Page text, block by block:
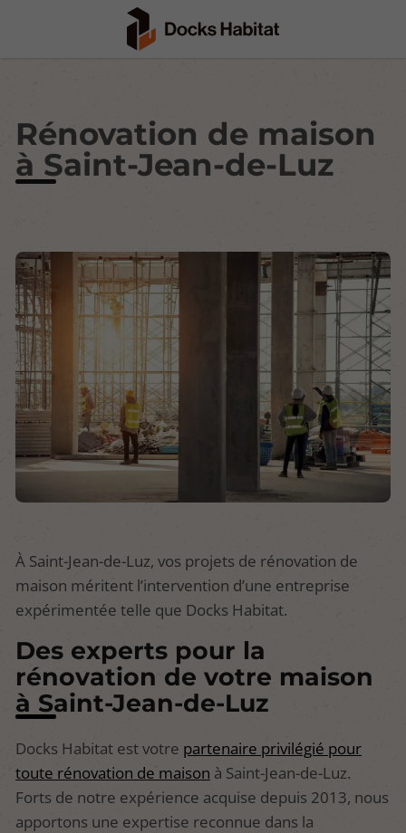
Rénovation de maison
à Saint-Jean-de-Luz
À Saint-Jean-de-Luz, vos projets de rénovation de
maison méritent l’intervention d’une entreprise
expérimentée telle que Docks Habitat.
Des experts pour la
rénovation de votre maison
à Saint-Jean-de-Luz
Docks Habitat est votre partenaire privilégié pour
toute rénovation de maison à Saint-Jean-de-Luz.
Forts de notre expérience acquise depuis 2013, nous
apportons une expertise reconnue dans la